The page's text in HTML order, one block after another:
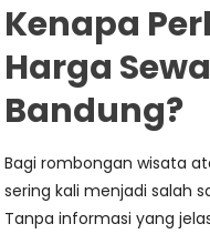
Kenapa
Harga
Bandung?
Bagi rombongan wisata
sering kali menjadi salah
Tanpa informasi yang